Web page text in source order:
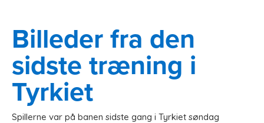
Billeder fra den
sidste træning i
Tyrkiet
Spillerne var på banen sidste gang i Tyrkiet søndag